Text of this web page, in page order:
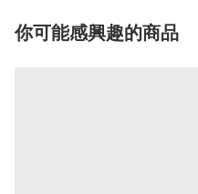
你可能感興趣的商品